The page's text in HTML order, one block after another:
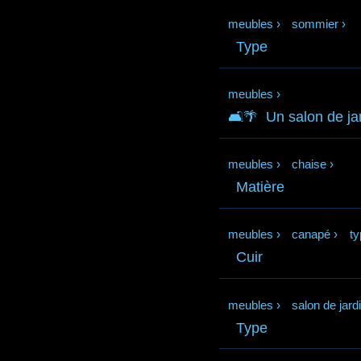
meubles › sommier ›
Type
meubles ›
🛋️🌴 Un salon de
meubles › chaise ›
Matière
meubles › canapé ›
Cuir
meubles › salon de
Type